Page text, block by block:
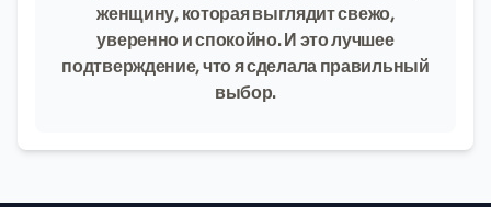
женщину, которая выглядит свежо,
уверенно и спокойно. И это лучшее
подтверждение, что я сделала правильный
выбор.